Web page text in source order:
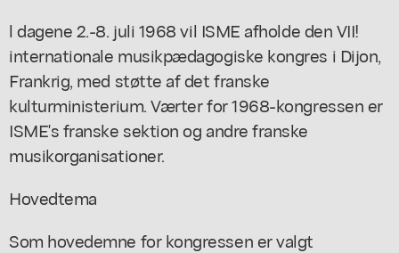
l dagene 2.-8. juli 1968 vil ISME afholde den VII!
internationale musikpædagogiske kongres i Dijon,
Frankrig, med støtte af det franske
kulturministerium. Værter for 1968-kongressen er
ISME's franske sektion og andre franske
musikorganisationer.
Hovedtema
Som hovedemne for kongressen er valgt